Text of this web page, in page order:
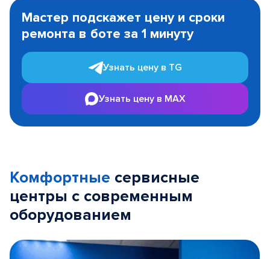
1
Мастер подскажет цену и сроки
ремонта в боте за 1 минуту
Узнать цену в TG
Узнать цену в MAX
Комфортные сервисные
центры с современным
оборудованием